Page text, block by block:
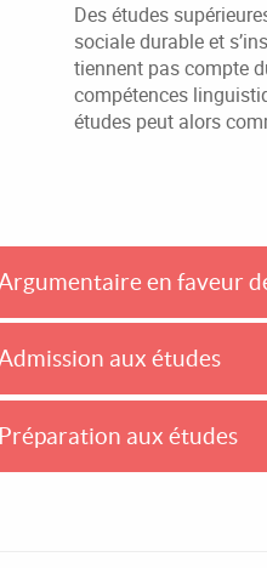
Des études
sociale durable et
tiennent pas compte
compétences
études peut alors
en faveur
aux études
Préparation aux études